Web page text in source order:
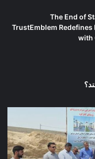
The End of
TrustEmblem
with